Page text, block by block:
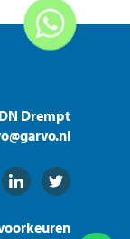
Drempt
LinkedinTwitter